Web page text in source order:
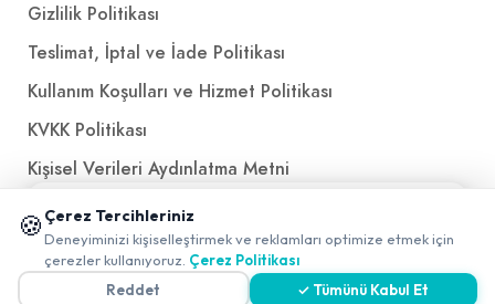
Gizlilik Politikası
Teslimat, İptal ve İade Politikası
Kullanım Koşulları ve Hizmet Politikası
KVKK Politikası
Kişisel Verileri Aydınlatma Metni
Referanslarımız
İletişim
🍪 Çerez Tercihleriniz
Deneyiminizi kişiselleştirmek ve reklamları optimize etmek için
çerezler kullanıyoruz. Çerez Politikası
Reddet
✓ Tümünü Kabul Et
📱 Mobil uygulamamızı keşfedin!
✖